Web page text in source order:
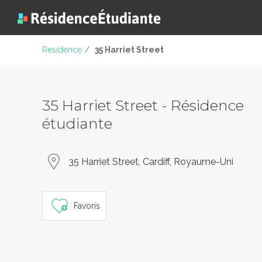
Residence / 35 Harriet Street
35 Harriet Street - Résidence
étudiante
35 Harriet Street, Cardiff, Royaume-Uni
Favoris